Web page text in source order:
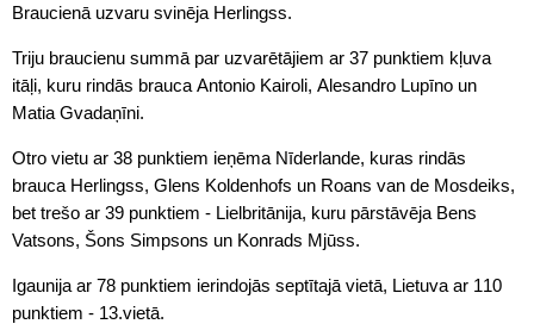
Braucienā uzvaru svinēja Herlingss.
Triju braucienu summā par uzvarētājiem ar 37 punktiem kļuva
itāļi, kuru rindās brauca Antonio Kairoli, Alesandro Lupīno un
Matia Gvadaņīni.
Otro vietu ar 38 punktiem ieņēma Nīderlande, kuras rindās
brauca Herlingss, Glens Koldenhofs un Roans van de Mosdeiks,
bet trešo ar 39 punktiem - Lielbritānija, kuru pārstāvēja Bens
Vatsons, Šons Simpsons un Konrads Mjūss.
Igaunija ar 78 punktiem ierindojās septītajā vietā, Lietuva ar 110
punktiem - 13.vietā.